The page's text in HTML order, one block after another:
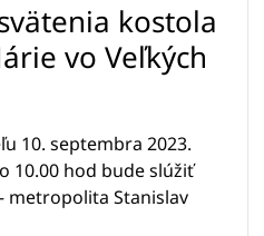
kostola
vo Veľkých
10. septembra 2023.
10.00 hod bude slúžiť
metropolita Stanislav